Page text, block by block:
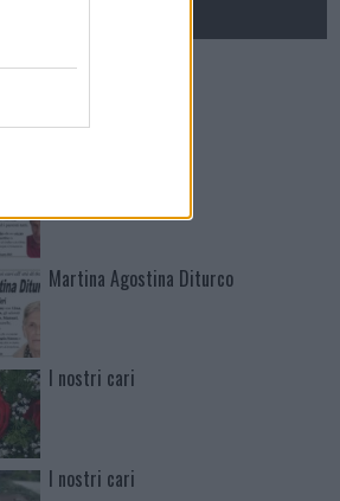
Mario Malu
Martina Agostina Diturco
I nostri cari
I nostri cari